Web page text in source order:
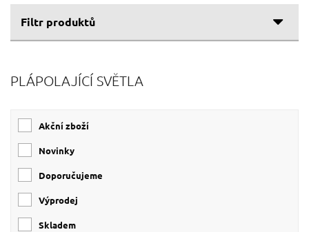
Filtr produktů
Výrobce
EXTOL LIGHT
PLÁPOLAJÍCÍ SVĚTLA
Akční zboží
Novinky
Doporučujeme
Výprodej
skladem